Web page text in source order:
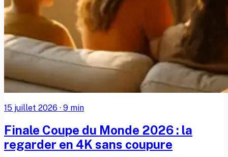
15 juillet 2026 · 9 min
Finale Coupe du Monde 2026 : la
regarder en 4K sans coupure